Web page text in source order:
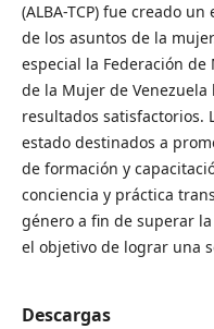
(ALBA-TCP) fue creado
de los asuntos de la
especial la Federación
de la Mujer de
resultados satisfactorios.
estado destinados a
de formación y
conciencia y práctica
género a fin de superar
el objetivo de lograr una
Descargas